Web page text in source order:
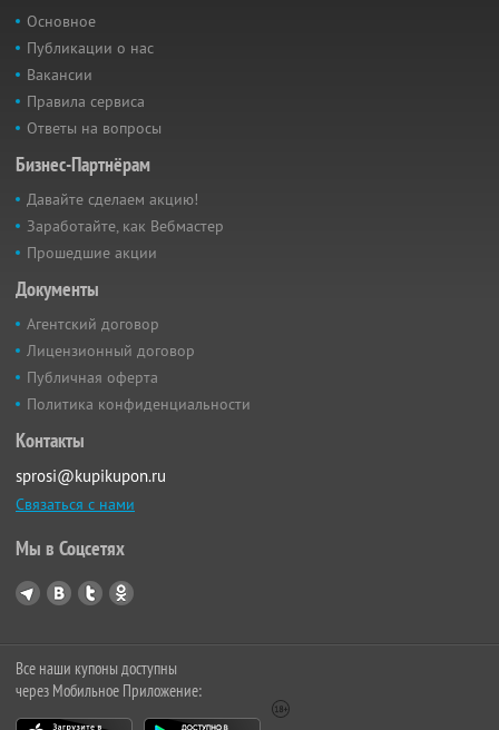
Основное
Публикации о нас
Вакансии
Правила сервиса
Ответы на вопросы
Бизнес-Партнёрам
Давайте сделаем акцию!
Заработайте, как Вебмастер
Прошедшие акции
Документы
Агентский договор
Лицензионный договор
Публичная оферта
Политика конфиденциальности
Контакты
sprosi@kupikupon.ru
Связаться с нами
Мы в Соцсетях
Все наши купоны доступны
через Мобильное Приложение: